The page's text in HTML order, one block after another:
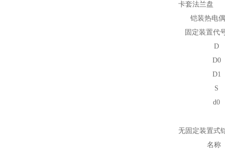
卡套法兰盘
铠装热电
固定装置代
D
D0
D1
S
d0
无固定装置式
名称